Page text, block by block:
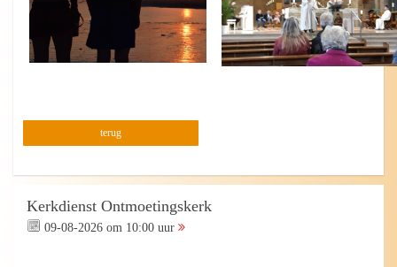
terug
Kerkdienst Ontmoetingskerk
09-08-2026 om 10:00 uur